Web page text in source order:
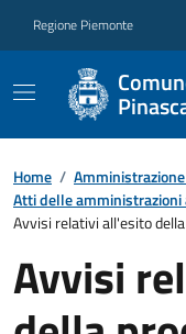
Regione Piemonte
Home /
Atti delle amministrazioni
Avvisi relativi all'esito
Avvisi